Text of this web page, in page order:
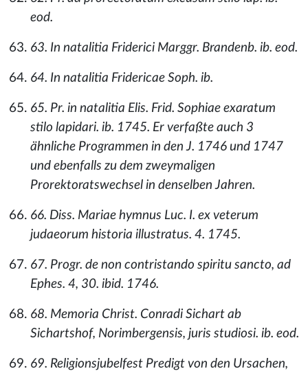
eod.
63. In natalitia Friderici Marggr. Brandenb. ib. eod.
64. In natalitia Fridericae Soph. ib.
65. Pr. in natalitia Elis. Frid. Sophiae exaratum
stilo lapidari. ib. 1745. Er verfaßte auch 3
ähnliche Programmen in den J. 1746 und 1747
und ebenfalls zu dem zweymaligen
Prorektoratswechsel in denselben Jahren.
66. Diss. Mariae hymnus Luc. I. ex veterum
judaeorum historia illustratus. 4. 1745.
67. Progr. de non contristando spiritu sancto, ad
Ephes. 4, 30. ibid. 1746.
68. Memoria Christ. Conradi Sichart ab
Sichartshof, Norimbergensis, juris studiosi. ib. eod.
69. Religionsjubelfest Predigt von den Ursachen,